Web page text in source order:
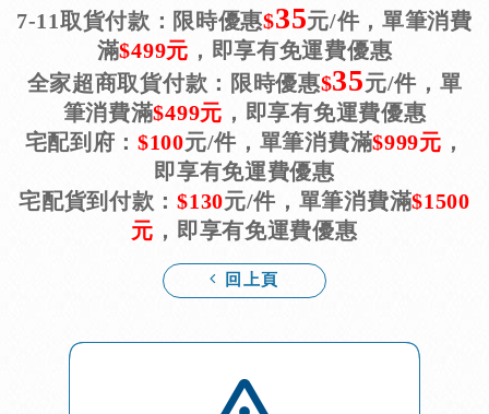
s
A
p
p
W
e
i
b
o
7-11取貨付款：限時優惠$35元/件，單筆消費
滿$499元 ，即享有免運費優惠
全家超商取貨付款： 限時優惠$35元/件 ，單
筆消費滿$499元 ，即享有免運費優惠
宅配到府：$100元/件 ， 單筆消費滿$999元 ，
即享有免運費優惠
宅配貨到付款：$130元/件 ， 單筆消費滿$1500
元 ，即享有免運費優惠
回上頁